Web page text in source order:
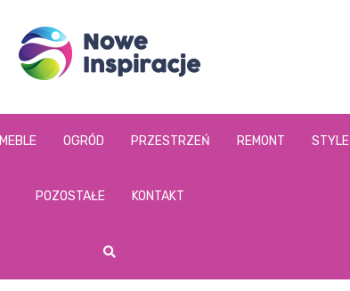
www.noweinspiracje.pl
MEBLE OGRÓD PRZESTRZEŃ REMONT STYLE
POZOSTAŁE KONTAKT